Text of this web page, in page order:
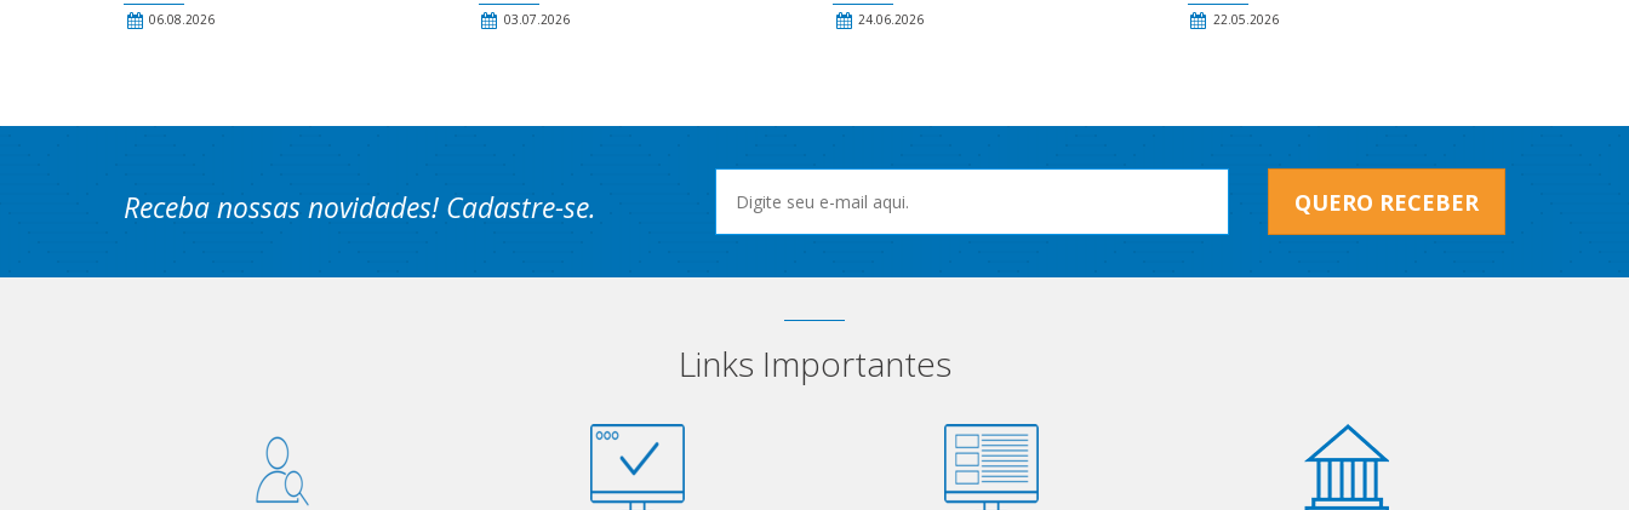
06.08.2026 03.07.2026 24.06.2026 22.05.2026
Receba nossas novidades! Cadastre-se. QUERO RECEBER
Links Importantes